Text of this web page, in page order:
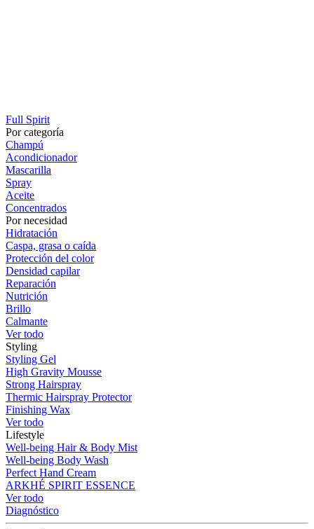
Full Spirit
Por categoría
Champú
Acondicionador
Mascarilla
Spray
Aceite
Concentrados
Por necesidad
Hidratación
Caspa, grasa o caída
Protección del color
Densidad capilar
Reparación
Nutrición
Brillo
Calmante
Ver todo
Styling
Styling Gel
High Gravity Mousse
Strong Hairspray
Thermic Hairspray Protector
Finishing Wax
Ver todo
Lifestyle
Well-being Hair & Body Mist
Well-being Body Wash
Perfect Hand Cream
ARKHÉ SPIRIT ESSENCE
Ver todo
Diagnóstico